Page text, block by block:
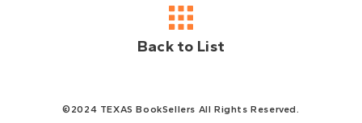
Back to List
©2024 TEXAS BookSellers All Rights Reserved.